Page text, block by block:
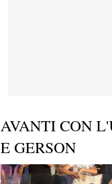
AVANTI CON
E GERSON